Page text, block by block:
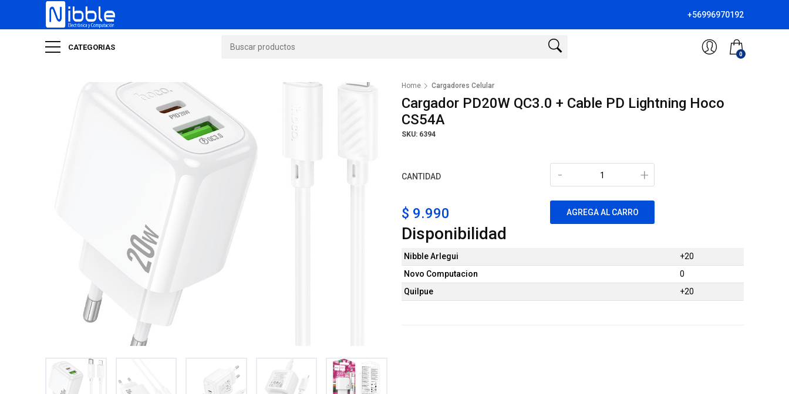
+56996970192
CATEGORIAS
0
Home Cargadores Celular
Cargador PD20W QC3.0 + Cable PD Lightning Hoco
CS54A
SKU: 6394
CANTIDAD +
-
$ 9.990 AGREGA AL CARRO
Disponibilidad
Nibble Arlegui
+20
Novo Computacion
0
Quilpue
+20